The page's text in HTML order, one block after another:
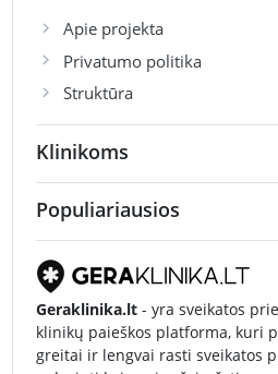
Apie projekta
Privatumo politika
Struktūra
Klinikoms
Populiariausios
Geraklinika.lt- yra sveikatos
klinikų paieškos platforma, kuri
greitai ir lengvai rasti sveikatos